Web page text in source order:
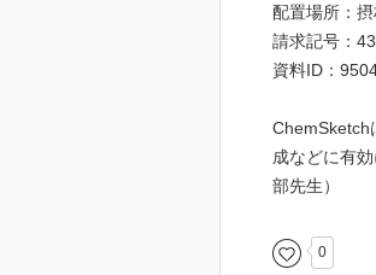
配置場所：
請求記号：
資料ID：
ChemSketch
成などに有
部先生）
0